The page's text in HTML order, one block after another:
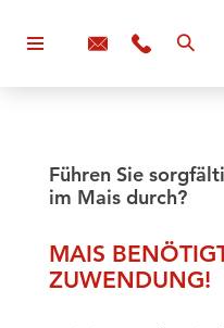
Führen Sie
im Mais durch?
MAIS
ZUWENDUNG!